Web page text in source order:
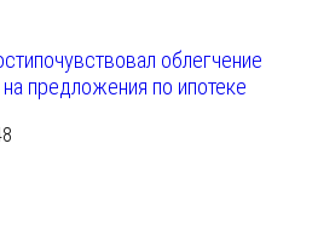
облегчение
предложения по ипотеке